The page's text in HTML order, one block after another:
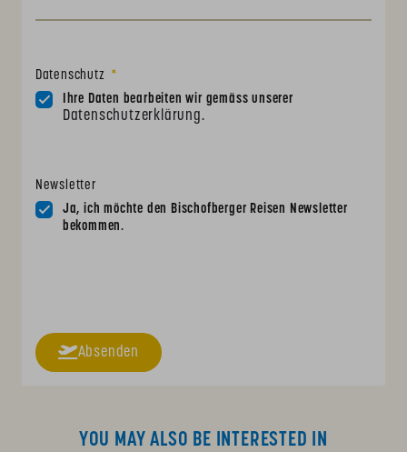
Datenschutz
Ihre Daten bearbeiten wir gemäss unserer
Datenschutzerklärung.
Newsletter
Ja, ich möchte den Bischofberger Reisen Newsletter
bekommen.
Absenden
YOU MAY ALSO BE INTERESTED IN